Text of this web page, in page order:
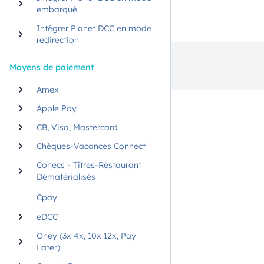
embarqué
Intégrer Planet DCC en mode
redirection
Moyens de paiement
Amex
Apple Pay
CB, Visa, Mastercard
Chèques-Vacances Connect
Conecs - Titres-Restaurant
Dématérialisés
Cpay
eDCC
Oney (3x 4x, 10x 12x, Pay
Later)